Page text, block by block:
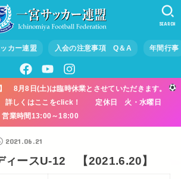
カー連盟 入会の注意事項 Q＆A 年間行事
SEARCH
8月8日(土)は臨時休業とさせていただきます。
詳しくはここをclick！ 定休日 火・水曜日
営業時間13:00～18:00
2021.06.21
ースU-12 【2021.6.20】